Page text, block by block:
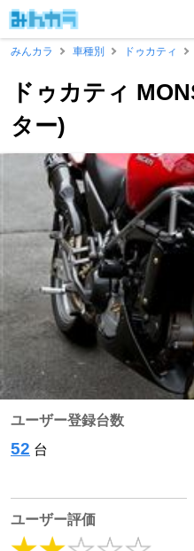
みんカラ
車種別 ドゥカティ
ドゥカティ
ター)
ユーザー登録台数
52 台
ユーザー評価